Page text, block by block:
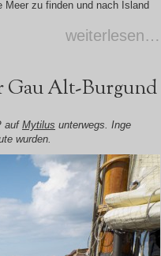
Meer zu finden und nach Island
weiterlesen…
Gau Alt-Burgund
auf Mytilus unterwegs. Inge
wurden.